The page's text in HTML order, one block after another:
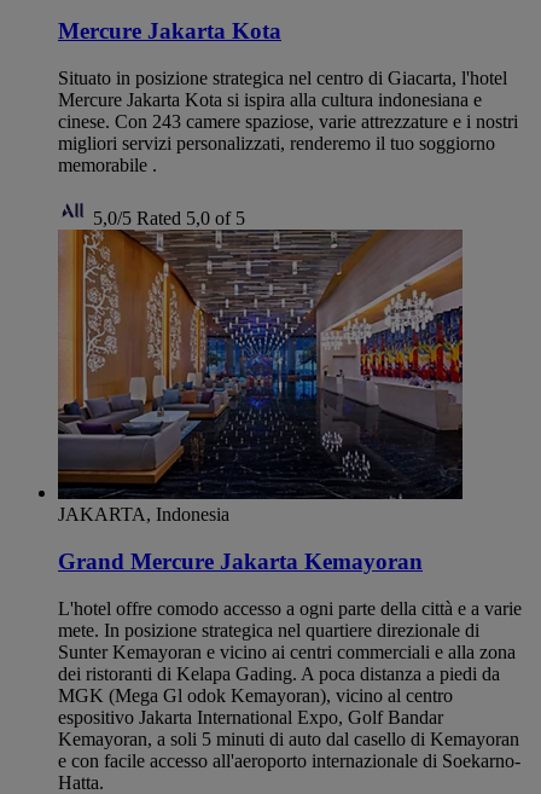
Mercure Jakarta Kota
Situato in posizione strategica nel centro di Giacarta, l'hotel
Mercure Jakarta Kota si ispira alla cultura indonesiana e
cinese. Con 243 camere spaziose, varie attrezzature e i nostri
migliori servizi personalizzati, renderemo il tuo soggiorno
memorabile .
5,0/5 Rated 5,0 of 5
JAKARTA, Indonesia
Grand Mercure Jakarta Kemayoran
L'hotel offre comodo accesso a ogni parte della città e a varie
mete. In posizione strategica nel quartiere direzionale di
Sunter Kemayoran e vicino ai centri commerciali e alla zona
dei ristoranti di Kelapa Gading. A poca distanza a piedi da
MGK (Mega Gl odok Kemayoran), vicino al centro
espositivo Jakarta International Expo, Golf Bandar
Kemayoran, a soli 5 minuti di auto dal casello di Kemayoran
e con facile accesso all'aeroporto internazionale di Soekarno-
Hatta.